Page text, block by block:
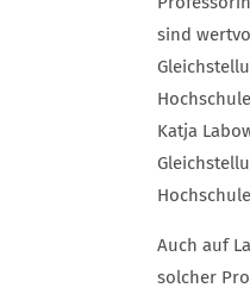
sind
Katja
Auch auf
solcher